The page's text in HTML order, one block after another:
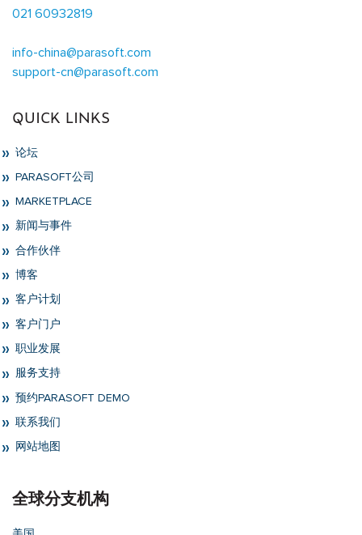
021 60932819
info-china@parasoft.com
support-cn@parasoft.com
QUICK LINKS
论坛
PARASOFT公司
MARKETPLACE
新闻与事件
合作伙伴
博客
客户计划
客户门户
职业发展
服务支持
预约PARASOFT DEMO
联系我们
网站地图
全球分支机构